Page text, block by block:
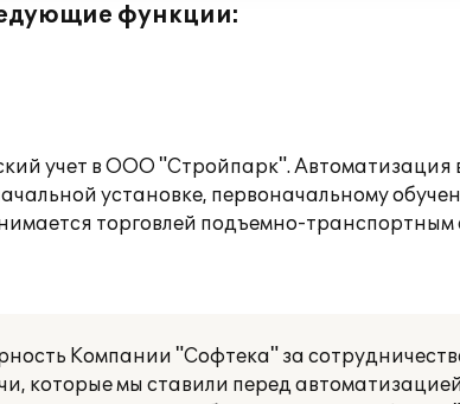
функции:
учет в ООО "Стройпарк". Автоматизация
установке, первоначальному
торговлей подъемно-
Компании "Софтека" за
которые мы ставили перед